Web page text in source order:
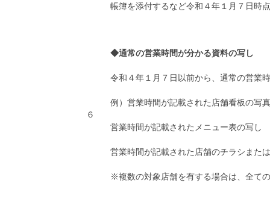
帳簿を添付するなど令和４年１月７日時
６
◆通常の営業時間が分かる資料の写し
令和４年１月７日以前から、通常の営業
例）営業時間が記載された店舗看板の写真
営業時間が記載されたメニュー表の写し
営業時間が記載された店舗のチラ
※複数の対象店舗を有する場合は、全て